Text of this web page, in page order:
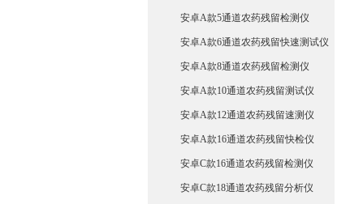
安卓A款5通道农药残留检测仪
安卓A款6通道农药残留快速测试仪
安卓A款8通道农药残留检测仪
安卓A款10通道农药残留测试仪
安卓A款12通道农药残留速测仪
安卓A款16通道农药残留快检仪
安卓C款16通道农药残留检测仪
安卓C款18通道农药残留分析仪